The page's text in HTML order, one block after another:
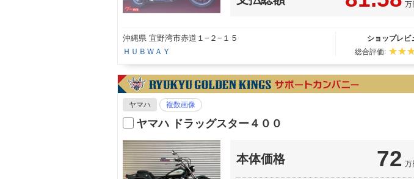
万
沖縄県 宜野湾市赤道１−２−１５
ＨＵＢＷＡＹ
ショップレビ
総合評価:
ヤマハ 複数画像
ヤマハ ドラッグスター４００
本体価格 72 万